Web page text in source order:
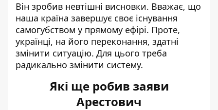
Він зробив невтішні висновки. Вважає, що
наша країна завершує своє існування
самогубством у прямому ефірі. Проте,
українці, на його переконання, здатні
змінити ситуацію. Для цього треба
радикально змінити систему.
Які ще робив заяви
Арестович